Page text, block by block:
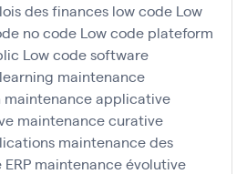
lois des finances low code Low
no code Low code plateform
Low code software
maintenance
maintenance applicative
maintenance curative
maintenance des
maintenance évolutive